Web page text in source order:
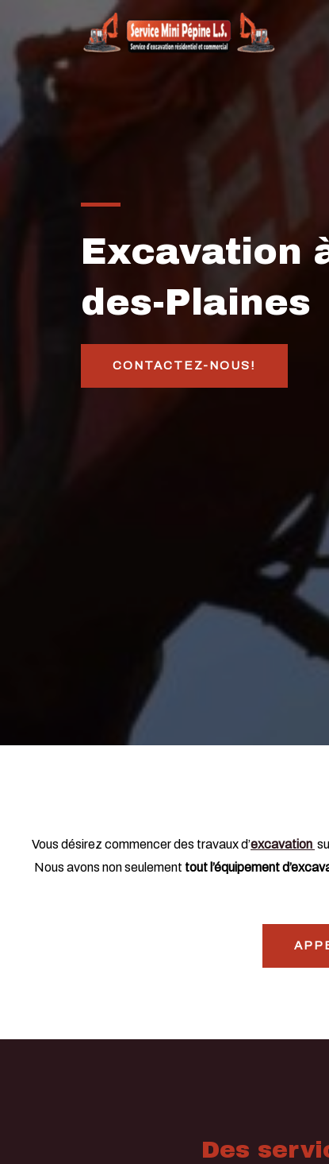
Excavation
des-Plaines
CONTACTEZ-NOUS!
Vous désirez commencer des travaux d’excavation
Nous avons non seulement tout l’équipement
Des